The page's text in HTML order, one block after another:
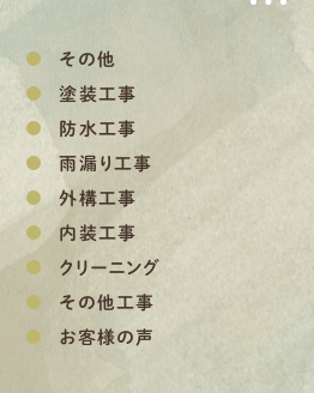
その他
塗装工事
防水工事
雨漏り工事
外構工事
内装工事
クリーニング
その他工事
お客様の声